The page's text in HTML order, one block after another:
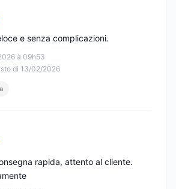
à 09h53
di 13/02/2026
e senza complicazioni.
rapida, attento al cliente.